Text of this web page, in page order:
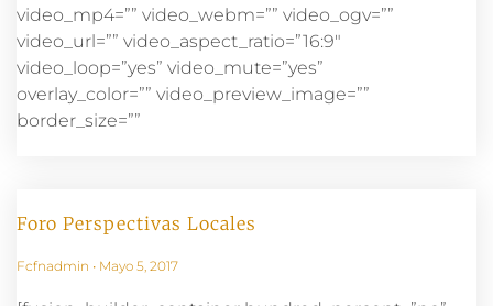
video_mp4=”” video_webm=”” video_ogv=””
video_url=”” video_aspect_ratio=”16:9″
video_loop=”yes” video_mute=”yes”
overlay_color=”” video_preview_image=””
border_size=””
Foro Perspectivas Locales
Fcfnadmin Mayo 5, 2017